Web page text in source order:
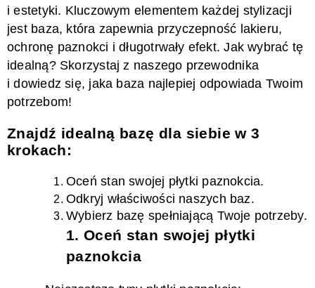
i estetyki. Kluczowym elementem każdej stylizacji
jest baza, która zapewnia przyczepność lakieru,
ochronę paznokci i długotrwały efekt. Jak wybrać tę
idealną? Skorzystaj z naszego przewodnika
i dowiedz się, jaka baza najlepiej odpowiada Twoim
potrzebom!
Znajdź idealną bazę dla siebie w 3
krokach:
Oceń stan swojej płytki paznokcia.
Odkryj właściwości naszych baz.
Wybierz bazę spełniającą Twoje potrzeby.
1. Oceń stan swojej płytki
paznokcia